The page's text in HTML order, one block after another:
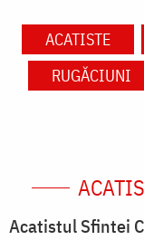
ACATISTE
RUGĂCIUNI
Acatistul Sfintei